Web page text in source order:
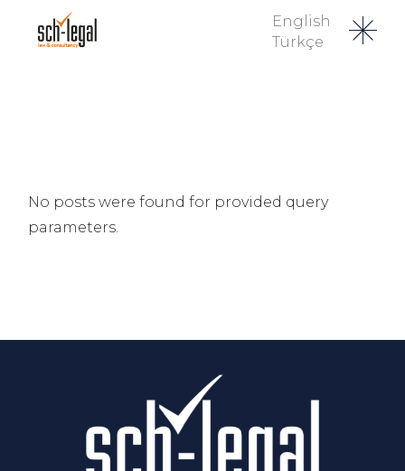
English
Türkçe
No posts were found for provided query
parameters.